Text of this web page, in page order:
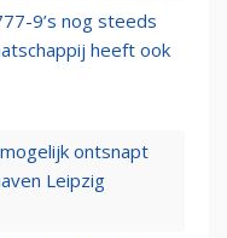
9’s nog steeds
heeft ook
ontsnapt
Leipzig